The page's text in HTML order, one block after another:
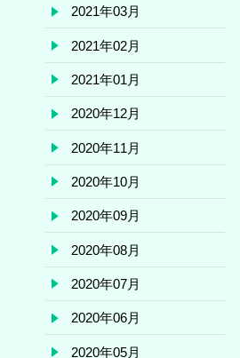
2021年03月
2021年02月
2021年01月
2020年12月
2020年11月
2020年10月
2020年09月
2020年08月
2020年07月
2020年06月
2020年05月